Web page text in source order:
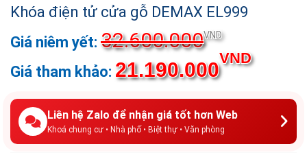
Khóa điện tử cửa gỗ DEMAX EL999
32.600.000VND
21.190.000
VND
Liên hệ Zalo để nhận giá tốt hơn Web
Khoá chung cư • Nhà phố • Biệt thự • Văn phòng